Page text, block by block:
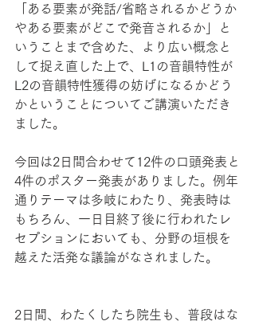
「ある要素が発話/省略されるかどうか
やある要素がどこで発音されるか」と
いうことまで含めた、より広い概念と
して捉え直した上で、L1の音韻特性が
L2の音韻特性獲得の妨げになるかどう
かということについてご講演いただき
ました。
今回は2日間合わせて12件の口頭発表と
4件のポスター発表がありました。例年
通りテーマは多岐にわたり、発表時は
もちろん、一日目終了後に行われたレ
セプションにおいても、分野の垣根を
越えた活発な議論がなされました。
2日間、わたくしたち院生も、普段はな